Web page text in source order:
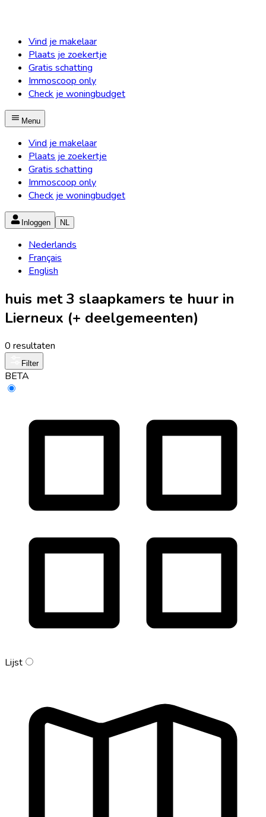
Vind je makelaar
Plaats je zoekertje
Gratis schatting
Immoscoop only
Check je woningbudget
Menu
Vind je makelaar
Plaats je zoekertje
Gratis schatting
Immoscoop only
Check je woningbudget
Inloggen NL
Nederlands
Français
English
huis met 3 slaapkamers te huur in
Lierneux (+ deelgemeenten)
0 resultaten
Filter
BETA
Lijst